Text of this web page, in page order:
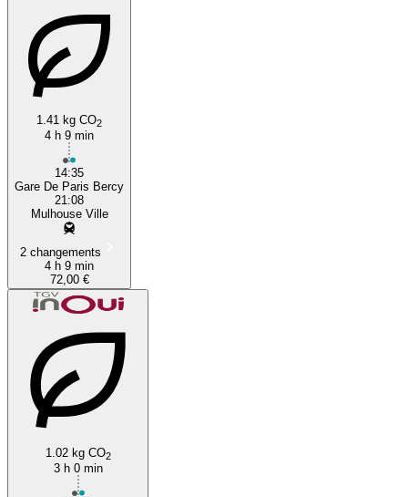
1.41 kg CO2
4 h 9 min
14:35
Gare De Paris Bercy
21:08
Mulhouse Ville
2 changements
4 h 9 min
72,00 €
1.02 kg CO2
3 h 0 min